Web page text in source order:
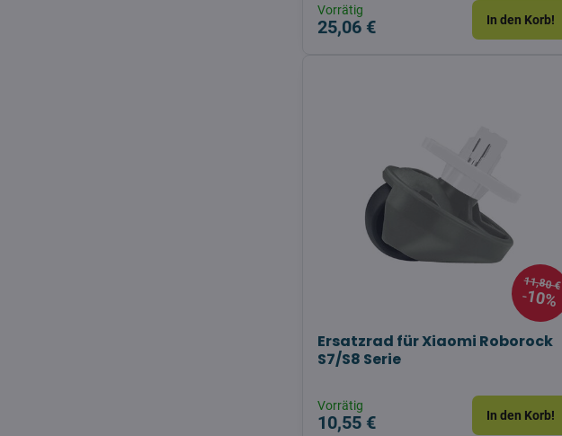
Vorrätig
25,06 € In den Korb!
11,80 €
10%
Ersatzrad für Xiaomi Roborock
S7/S8 Serie
Vorrätig
10,55 € In den Korb!